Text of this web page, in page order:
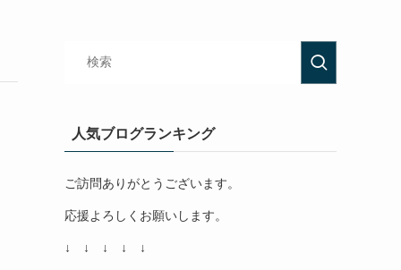
人気ブログランキング
ご訪問ありがとうございます。
応援よろしくお願いします。
↓ ↓ ↓ ↓ ↓